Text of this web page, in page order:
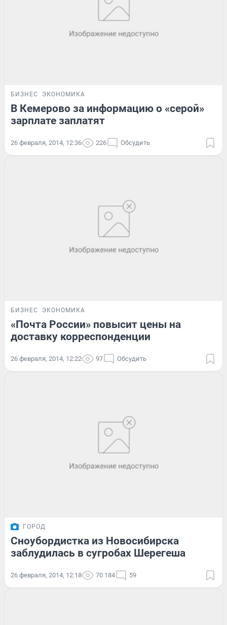
БИЗНЕС ЭКОНОМИКА
В Кемерово за информацию о «серой»
зарплате заплатят
26 февраля, 2014, 12:36 226 Обсудить
БИЗНЕС ЭКОНОМИКА
«Почта России» повысит цены на
доставку корреспонденции
26 февраля, 2014, 12:22 97 Обсудить
ГОРОД
Сноубордистка из Новосибирска
заблудилась в сугробах Шерегеша
26 февраля, 2014, 12:18 70 184 59